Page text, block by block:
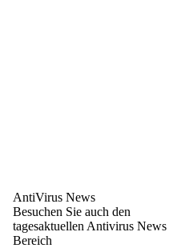
AntiVirus News
Besuchen Sie auch den
tagesaktuellen Antivirus News
Bereich